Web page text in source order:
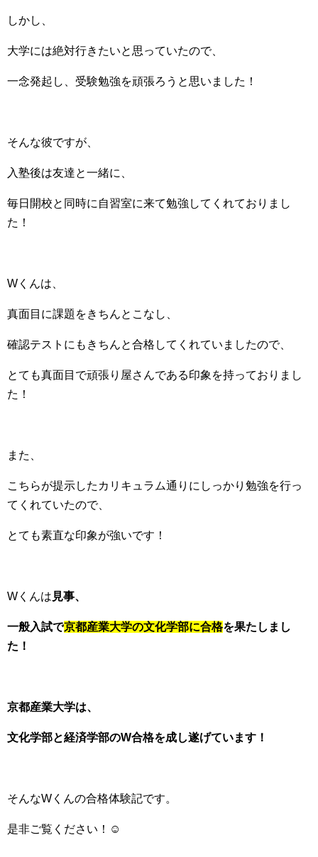
しかし、
大学には絶対行きたいと思っていたので、
一念発起し、受験勉強を頑張ろうと思いました！
そんな彼ですが、
入塾後は友達と一緒に、
毎日開校と同時に自習室に来て勉強してくれておりまし
た！
Wくんは、
真面目に課題をきちんとこなし、
確認テストにもきちんと合格してくれていましたので、
とても真面目で頑張り屋さんである印象を持っておりまし
た！
また、
こちらが提示したカリキュラム通りにしっかり勉強を行っ
てくれていたので、
とても素直な印象が強いです！
Wくんは 見事、
一般入試で京都産業大学の文化学部に合格を果たしまし
た！
京都産業大学は、
文化学部と経済学部のW合格を成し遂げています！
そんなWくんの合格体験記です。
是非ご覧ください！☺